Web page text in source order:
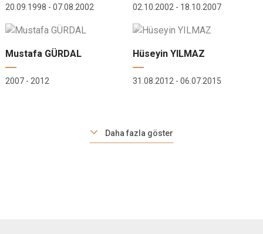
20.09.1998 - 07.08.2002 02.10.2002 - 18.10.2007
Mustafa GÜRDAL
2007 - 2012
Hüseyin YILMAZ
31.08.2012 - 06.07.2015
Daha fazla göster